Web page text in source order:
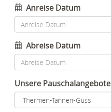
Anreise Datum
Abreise Datum
Unsere Pauschalangebote